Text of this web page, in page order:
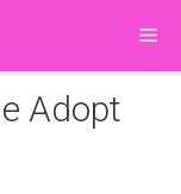
Adopt